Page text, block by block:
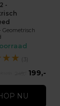
-
Geometrisch
★★ (3)
199,-
NU